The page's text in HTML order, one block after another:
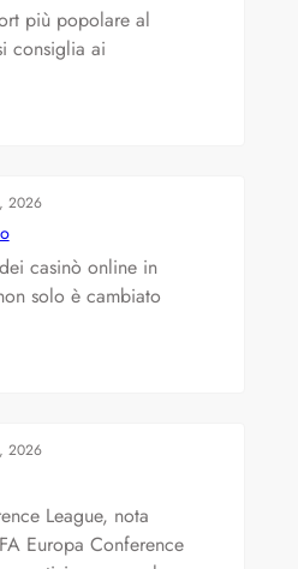
più popolare al
consiglia ai
2026
casinò online in
solo è cambiato
2026
League, nota
Europa Conference